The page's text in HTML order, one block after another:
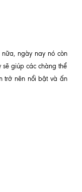
ngày nay nó còn
giúp các chàng thể
trở nên nổi bật và ấn